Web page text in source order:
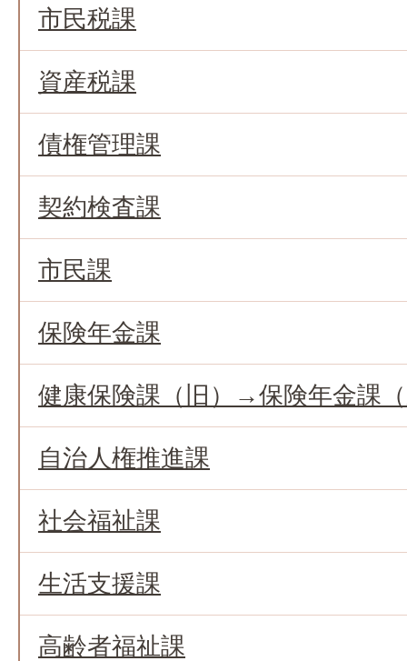
市民税課
資産税課
債権管理課
契約検査課
市民課
保険年金課
健康保険課（旧）→保険年金課
自治人権推進課
社会福祉課
生活支援課
高齢者福祉課